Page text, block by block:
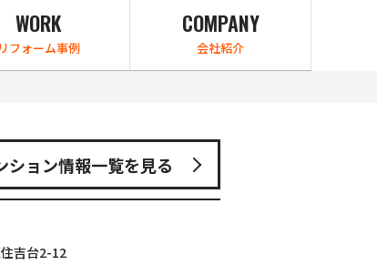
WORK
リフォーム事例
COMPANY
会社紹介
ション情報一覧を見る
吉台2-12